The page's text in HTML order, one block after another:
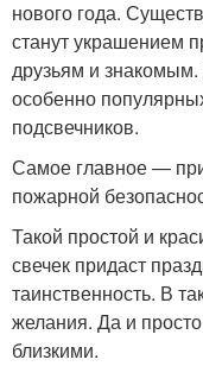
нового года.
станут украшением
друзьям и
особенно
подсвечников.
Самое главное —
пожарной
Такой простой и
свечек придаст
таинственность. В
желания. Да и
близкими.